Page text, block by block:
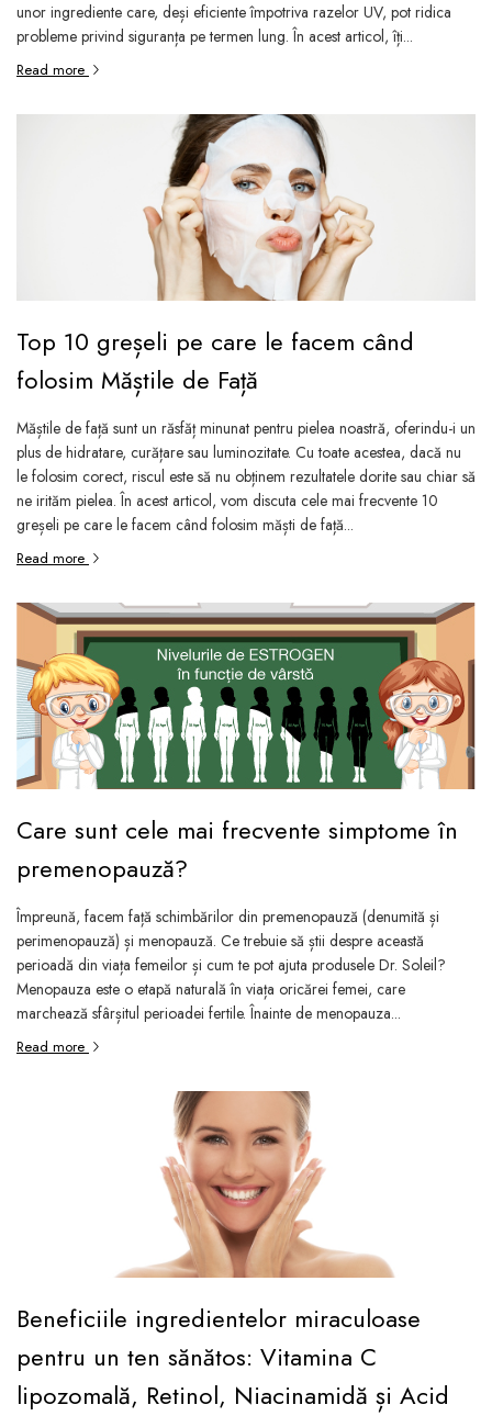
unor ingrediente care, deși eficiente împotriva razelor UV, pot ridica
probleme privind siguranța pe termen lung. În acest articol, îți...
Read more
Top 10 greșeli pe care le facem când
folosim Măștile de Față
Măștile de față sunt un răsfăț minunat pentru pielea noastră, oferindu-i un
plus de hidratare, curățare sau luminozitate. Cu toate acestea, dacă nu
le folosim corect, riscul este să nu obținem rezultatele dorite sau chiar să
ne irităm pielea. În acest articol, vom discuta cele mai frecvente 10
greșeli pe care le facem când folosim măști de față...
Read more
Care sunt cele mai frecvente simptome în
premenopauză?
Împreună, facem față schimbărilor din premenopauză (denumită și
perimenopauză) și menopauză. Ce trebuie să știi despre această
perioadă din viața femeilor și cum te pot ajuta produsele Dr. Soleil?
Menopauza este o etapă naturală în viața oricărei femei, care
marchează sfârșitul perioadei fertile. Înainte de menopauza...
Read more
Beneficiile ingredientelor miraculoase
pentru un ten sănătos: Vitamina C
lipozomală, Retinol, Niacinamidă și Acid